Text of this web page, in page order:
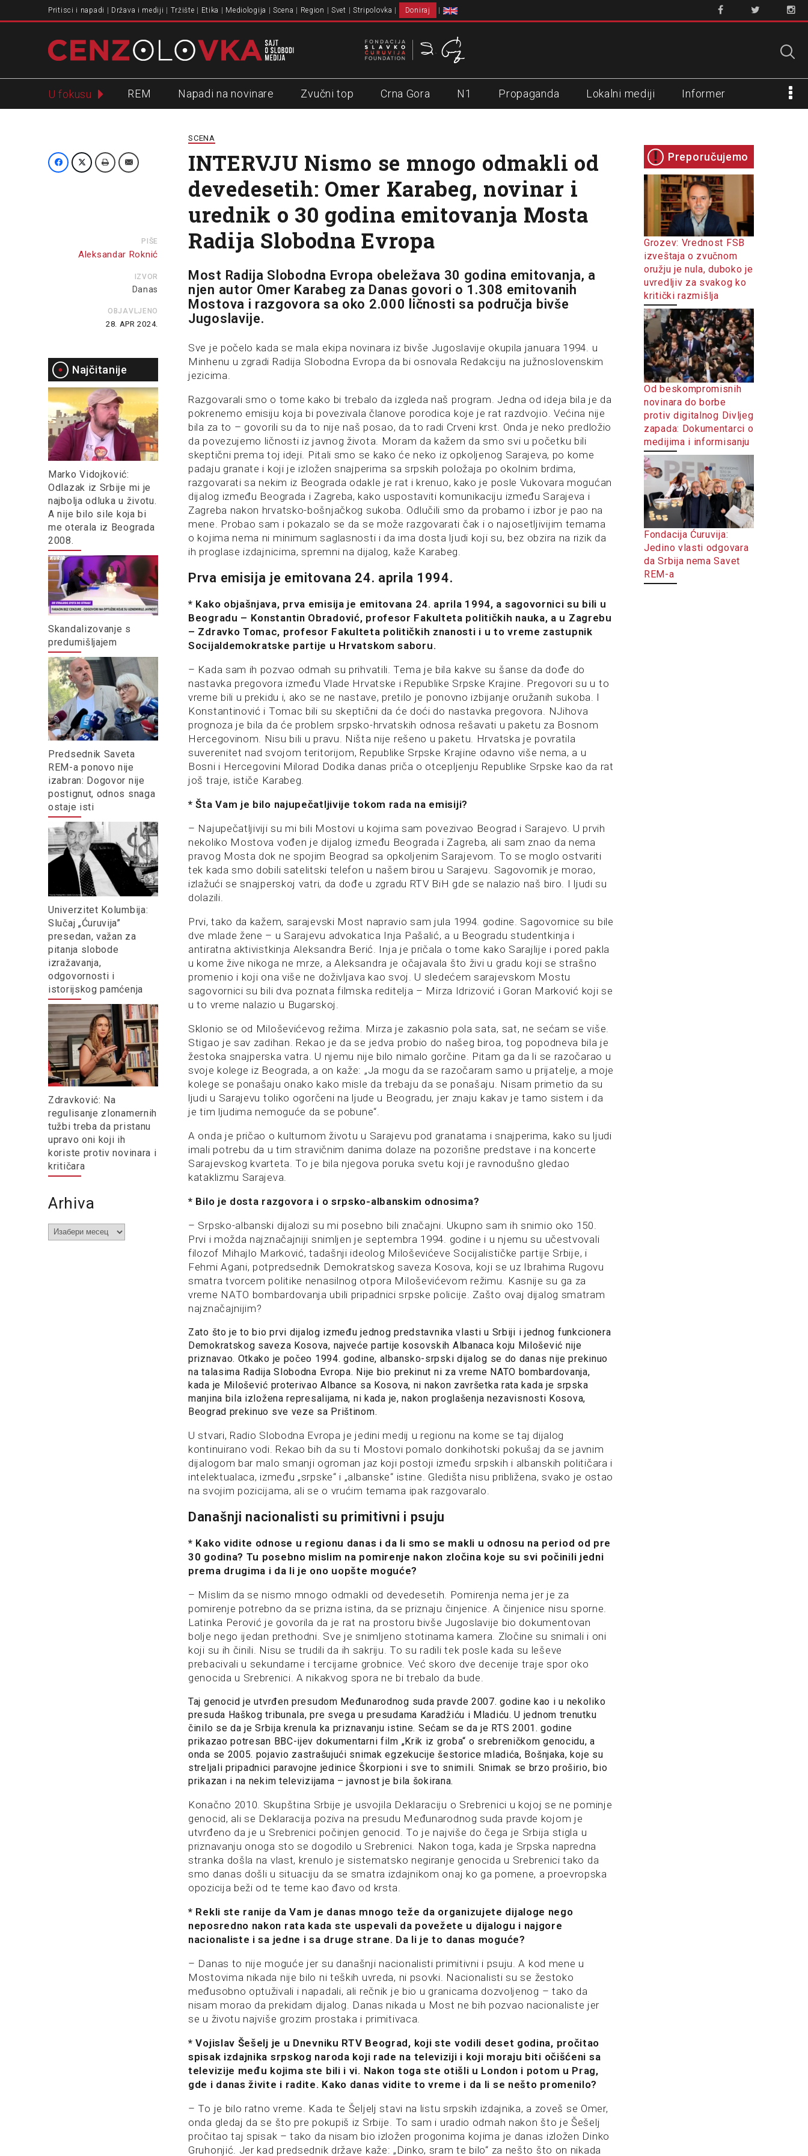
Pritisci i napadi Država i mediji Tržište Etika Mediologija Scena Region Svet Stripolovka Doniraj
U fokusu REM Napadi na novinare Zvučni top Crna Gora N1 Propaganda Lokalni mediji Informer
PIŠE
Aleksandar Roknić
IZVOR
Danas
OBJAVLJENO
28. APR 2024.
Najčitanije
Marko Vidojković:
Odlazak iz Srbije mi je
najbolja odluka u životu.
A nije bilo sile koja bi
me oterala iz Beograda
2008.
Skandalizovanje s
predumišljajem
Predsednik Saveta
REM-a ponovo nije
izabran: Dogovor nije
postignut, odnos snaga
ostaje isti
Univerzitet Kolumbija:
Slučaj „Ćuruvija”
presedan, važan za
pitanja slobode
izražavanja,
odgovornosti i
istorijskog pamćenja
Zdravković: Na
regulisanje zlonamernih
tužbi treba da pristanu
upravo oni koji ih
koriste protiv novinara i
kritičara
Arhiva
Arhiva
SCENA
INTERVJU Nismo se mnogo odmakli od
devedesetih: Omer Karabeg, novinar i
urednik o 30 godina emitovanja Mosta
Radija Slobodna Evropa
Most Radija Slobodna Evropa obeležava 30 godina emitovanja, a
njen autor Omer Karabeg za Danas govori o 1.308 emitovanih
Mostova i razgovora sa oko 2.000 ličnosti sa područja bivše
Jugoslavije.
Sve je počelo kada se mala ekipa novinara iz bivše Jugoslavije okupila januara 1994. u
Minhenu u zgradi Radija Slobodna Evropa da bi osnovala Redakciju na južnoslovenskim
jezicima.
Razgovarali smo o tome kako bi trebalo da izgleda naš program. Jedna od ideja bila je da
pokrenemo emisiju koja bi povezivala članove porodica koje je rat razdvojio. Većina nije
bila za to – govorili su da to nije naš posao, da to radi Crveni krst. Onda je neko predložio
da povezujemo ličnosti iz javnog života. Moram da kažem da smo svi u početku bili
skeptični prema toj ideji. Pitali smo se kako će neko iz opkoljenog Sarajeva, po kome
padaju granate i koji je izložen snajperima sa srpskih položaja po okolnim brdima,
razgovarati sa nekim iz Beograda odakle je rat i krenuo, kako je posle Vukovara mogućan
dijalog između Beograda i Zagreba, kako uspostaviti komunikaciju između Sarajeva i
Zagreba nakon hrvatsko-bošnjačkog sukoba. Odlučili smo da probamo i izbor je pao na
mene. Probao sam i pokazalo se da se može razgovarati čak i o najosetljivijim temama
o kojima nema ni minimum saglasnosti i da ima dosta ljudi koji su, bez obzira na rizik da
ih proglase izdajnicima, spremni na dijalog, kaže Karabeg.
Prva emisija je emitovana 24. aprila 1994.
* Kako objašnjava, prva emisija je emitovana 24. aprila 1994, a sagovornici su bili u
Beogradu – Konstantin Obradović, profesor Fakulteta političkih nauka, a u Zagrebu
– Zdravko Tomac, profesor Fakulteta političkih znanosti i u to vreme zastupnik
Socijaldemokratske partije u Hrvatskom saboru.
– Kada sam ih pozvao odmah su prihvatili. Tema je bila kakve su šanse da dođe do
nastavka pregovora između Vlade Hrvatske i Republike Srpske Krajine. Pregovori su u to
vreme bili u prekidu i, ako se ne nastave, pretilo je ponovno izbijanje oružanih sukoba. I
Konstantinović i Tomac bili su skeptični da će doći do nastavka pregovora. NJihova
prognoza je bila da će problem srpsko-hrvatskih odnosa rešavati u paketu za Bosnom
Hercegovinom. Nisu bili u pravu. Ništa nije rešeno u paketu. Hrvatska je povratila
suverenitet nad svojom teritorijom, Republike Srpske Krajine odavno više nema, a u
Bosni i Hercegovini Milorad Dodika danas priča o otcepljenju Republike Srpske kao da rat
još traje, ističe Karabeg.
* Šta Vam je bilo najupečatljivije tokom rada na emisiji?
– Najupečatljiviji su mi bili Mostovi u kojima sam povezivao Beograd i Sarajevo. U prvih
nekoliko Mostova vođen je dijalog između Beograda i Zagreba, ali sam znao da nema
pravog Mosta dok ne spojim Beograd sa opkoljenim Sarajevom. To se moglo ostvariti
tek kada smo dobili satelitski telefon u našem birou u Sarajevu. Sagovornik je morao,
izlažući se snajperskoj vatri, da dođe u zgradu RTV BiH gde se nalazio naš biro. I ljudi su
dolazili.
Prvi, tako da kažem, sarajevski Most napravio sam jula 1994. godine. Sagovornice su bile
dve mlade žene – u Sarajevu advokatica Inja Pašalić, a u Beogradu studentkinja i
antiratna aktivistkinja Aleksandra Berić. Inja je pričala o tome kako Sarajlije i pored pakla
u kome žive nikoga ne mrze, a Aleksandra je očajavala što živi u gradu koji se strašno
promenio i koji ona više ne doživljava kao svoj. U sledećem sarajevskom Mostu
sagovornici su bili dva poznata filmska reditelja – Mirza Idrizović i Goran Marković koji se
u to vreme nalazio u Bugarskoj.
Sklonio se od Miloševićevog režima. Mirza je zakasnio pola sata, sat, ne sećam se više.
Stigao je sav zadihan. Rekao je da se jedva probio do našeg biroa, tog popodneva bila je
žestoka snajperska vatra. U njemu nije bilo nimalo gorčine. Pitam ga da li se razočarao u
svoje kolege iz Beograda, a on kaže: „Ja mogu da se razočaram samo u prijatelje, a moje
kolege se ponašaju onako kako misle da trebaju da se ponašaju. Nisam primetio da su
ljudi u Sarajevu toliko ogorčeni na ljude u Beogradu, jer znaju kakav je tamo sistem i da
je tim ljudima nemoguće da se pobune“.
A onda je pričao o kulturnom životu u Sarajevu pod granatama i snajperima, kako su ljudi
imali potrebu da u tim stravičnim danima dolaze na pozorišne predstave i na koncerte
Sarajevskog kvarteta. To je bila njegova poruka svetu koji je ravnodušno gledao
kataklizmu Sarajeva.
* Bilo je dosta razgovora i o srpsko-albanskim odnosima?
– Srpsko-albanski dijalozi su mi posebno bili značajni. Ukupno sam ih snimio oko 150.
Prvi i možda najznačajniji snimljen je septembra 1994. godine i u njemu su učestvovali
filozof Mihajlo Marković, tadašnji ideolog Miloševićeve Socijalističke partije Srbije, i
Fehmi Agani, potpredsednik Demokratskog saveza Kosova, koji se uz Ibrahima Rugovu
smatra tvorcem politike nenasilnog otpora Miloševićevom režimu. Kasnije su ga za
vreme NATO bombardovanja ubili pripadnici srpske policije. Zašto ovaj dijalog smatram
najznačajnijim?
Zato što je to bio prvi dijalog između jednog predstavnika vlasti u Srbiji i jednog funkcionera
Demokratskog saveza Kosova, najveće partije kosovskih Albanaca koju Milošević nije
priznavao. Otkako je počeo 1994. godine, albansko-srpski dijalog se do danas nije prekinuo
na talasima Radija Slobodna Evropa. Nije bio prekinut ni za vreme NATO bombardovanja,
kada je Milošević proterivao Albance sa Kosova, ni nakon završetka rata kada je srpska
manjina bila izložena represalijama, ni kada je, nakon proglašenja nezavisnosti Kosova,
Beograd prekinuo sve veze sa Prištinom.
U stvari, Radio Slobodna Evropa je jedini medij u regionu na kome se taj dijalog
kontinuirano vodi. Rekao bih da su ti Mostovi pomalo donkihotski pokušaj da se javnim
dijalogom bar malo smanji ogroman jaz koji postoji između srpskih i albanskih političara i
intelektualaca, između „srpske“ i „albanske“ istine. Gledišta nisu približena, svako je ostao
na svojim pozicijama, ali se o vrućim temama ipak razgovaralo.
Današnji nacionalisti su primitivni i psuju
* Kako vidite odnose u regionu danas i da li smo se makli u odnosu na period od pre
30 godina? Tu posebno mislim na pomirenje nakon zločina koje su svi počinili jedni
prema drugima i da li je ono uopšte moguće?
– Mislim da se nismo mnogo odmakli od devedesetih. Pomirenja nema jer je za
pomirenje potrebno da se prizna istina, da se priznaju činjenice. A činjenice nisu sporne.
Latinka Perović je govorila da je rat na prostoru bivše Jugoslavije bio dokumentovan
bolje nego ijedan prethodni. Sve je snimljeno stotinama kamera. Zločine su snimali i oni
koji su ih činili. Nisu se trudili da ih sakriju. To su radili tek posle kada su leševe
prebacivali u sekundarne i tercijarne grobnice. Već skoro dve decenije traje spor oko
genocida u Srebrenici. A nikakvog spora ne bi trebalo da bude.
Taj genocid je utvrđen presudom Međunarodnog suda pravde 2007. godine kao i u nekoliko
presuda Haškog tribunala, pre svega u presudama Karadžiću i Mladiću. U jednom trenutku
činilo se da je Srbija krenula ka priznavanju istine. Sećam se da je RTS 2001. godine
prikazao potresan BBC-ijev dokumentarni film „Krik iz groba“ o srebreničkom genocidu, a
onda se 2005. pojavio zastrašujući snimak egzekucije šestorice mladića, Bošnjaka, koje su
streljali pripadnici paravojne jedinice Škorpioni i sve to snimili. Snimak se brzo proširio, bio
prikazan i na nekim televizijama – javnost je bila šokirana.
Konačno 2010. Skupština Srbije je usvojila Deklaraciju o Srebrenici u kojoj se ne pominje
genocid, ali se Deklaracija poziva na presudu Međunarodnog suda pravde kojom je
utvrđeno da je u Srebrenici počinjen genocid. To je najviše do čega je Srbija stigla u
priznavanju onoga sto se dogodilo u Srebrenici. Nakon toga, kada je Srpska napredna
stranka došla na vlast, krenulo je sistematsko negiranje genocida u Srebrenici tako da
smo danas došli u situaciju da se smatra izdajnikom onaj ko ga pomene, a proevropska
opozicija beži od te teme kao đavo od krsta.
* Rekli ste ranije da Vam je danas mnogo teže da organizujete dijaloge nego
neposredno nakon rata kada ste uspevali da povežete u dijalogu i najgore
nacionaliste i sa jedne i sa druge strane. Da li je to danas moguće?
– Danas to nije moguće jer su današnji nacionalisti primitivni i psuju. A kod mene u
Mostovima nikada nije bilo ni teških uvreda, ni psovki. Nacionalisti su se žestoko
međusobno optuživali i napadali, ali rečnik je bio u granicama dozvoljenog – tako da
nisam morao da prekidam dijalog. Danas nikada u Most ne bih pozvao nacionaliste jer
se u životu najviše grozim prostaka i primitivaca.
* Vojislav Šešelj je u Dnevniku RTV Beograd, koji ste vodili deset godina, pročitao
spisak izdajnika srpskog naroda koji rade na televiziji i koji moraju biti očišćeni sa
televizije među kojima ste bili i vi. Nakon toga ste otišli u London i potom u Prag,
gde i danas živite i radite. Kako danas vidite to vreme i da li se nešto promenilo?
– To je bilo ratno vreme. Kada te Šeljelj stavi na listu srpskih izdajnika, a zoveš se Omer,
onda gledaj da se što pre pokupiš iz Srbije. To sam i uradio odmah nakon što je Šešelj
pročitao taj spisak – tako da nisam bio izložen progonima kojima je danas izložen Dinko
Gruhonjić. Jer kad predsednik države kaže: „Dinko, sram te bilo“ za nešto što on nikada
Preporučujemo
Grozev: Vrednost FSB
izveštaja o zvučnom
oružju je nula, duboko je
uvredljiv za svakog ko
kritički razmišlja
Od beskompromisnih
novinara do borbe
protiv digitalnog Divljeg
zapada: Dokumentarci o
medijima i informisanju
Fondacija Ćuruvija:
Jedino vlasti odgovara
da Srbija nema Savet
REM-a